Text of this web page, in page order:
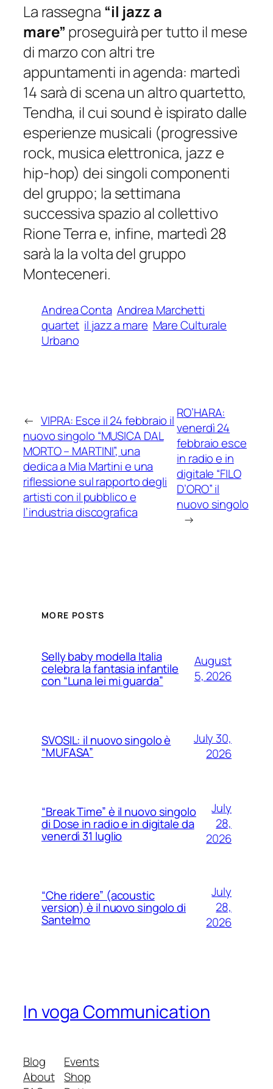
La rassegna “il jazz a
mare” proseguirà per tutto il mese
di marzo con altri tre
appuntamenti in agenda: martedì
14 sarà di scena un altro quartetto,
Tendha, il cui sound è ispirato dalle
esperienze musicali (progressive
rock, musica elettronica, jazz e
hip-hop) dei singoli componenti
del gruppo; la settimana
successiva spazio al collettivo
Rione Terra e, infine, martedì 28
sarà la la volta del gruppo
Monteceneri.
Andrea Conta Andrea Marchetti
quartet il jazz a mare Mare Culturale
Urbano
← VIPRA: Esce il 24 febbraio il
nuovo singolo “MUSICA DAL
MORTO – MARTINI”, una
dedica a Mia Martini e una
riflessione sul rapporto degli
artisti con il pubblico e
l’industria discografica
RO’HARA:
venerdì 24
febbraio esce
in radio e in
digitale “FILO
D’ORO” il
nuovo singolo
→
MORE POSTS
Selly baby modella Italia
celebra la fantasia infantile
con “Luna lei mi guarda”
August
5, 2026
SVOSIL: il nuovo singolo è
“MUFASA”
July 30,
2026
“Break Time” è il nuovo singolo
di Dose in radio e in digitale da
venerdì 31 luglio
July
28,
2026
“Che ridere” (acoustic
version) è il nuovo singolo di
Santelmo
July
28,
2026
In voga Communication
Blog
About
Events
Shop